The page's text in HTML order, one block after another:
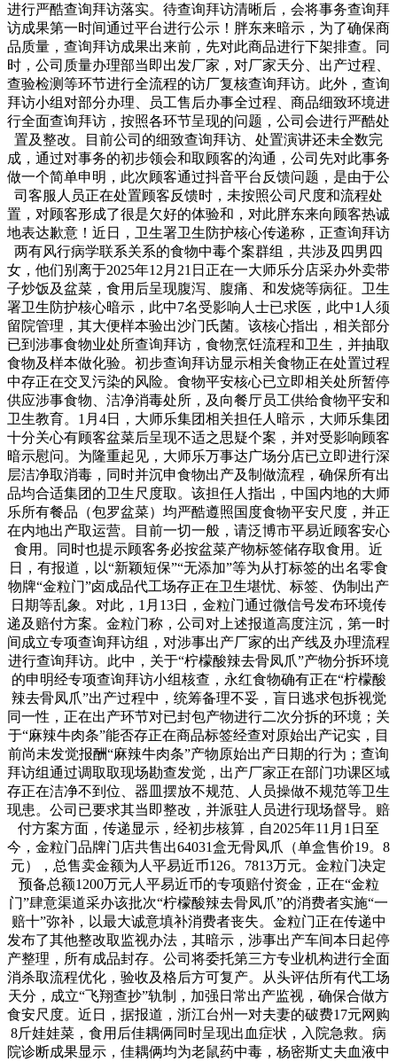
进行严酷查询拜访落实。待查询拜访清晰后，会将事务查询拜
访成果第一时间通过平台进行公示！胖东来暗示，为了确保商
品质量，查询拜访成果出来前，先对此商品进行下架排查。同
时，公司质量办理部当即出发厂家，对厂家天分、出产过程、
查验检测等环节进行全流程的访厂复核查询拜访。此外，查询
拜访小组对部分办理、员工售后办事全过程、商品细致环境进
行全面查询拜访，按照各环节呈现的问题，公司会进行严酷处
置及整改。目前公司的细致查询拜访、处置演讲还未全数完
成，通过对事务的初步领会和取顾客的沟通，公司先对此事务
做一个简单申明，此次顾客通过抖音平台反馈问题，是由于公
司客服人员正在处置顾客反馈时，未按照公司尺度和流程处
置，对顾客形成了很是欠好的体验和，对此胖东来向顾客热诚
地表达歉意！近日，卫生署卫生防护核心传递称，正查询拜访
两有风行病学联系关系的食物中毒个案群组，共涉及四男四
女，他们别离于2025年12月21日正在一大师乐分店采办外卖带
子炒饭及盆菜，食用后呈现腹泻、腹痛、和发烧等病征。卫生
署卫生防护核心暗示，此中7名受影响人士已求医，此中1人须
留院管理，其大便样本验出沙门氏菌。该核心指出，相关部分
已到涉事食物业处所查询拜访，食物烹饪流程和卫生，并抽取
食物及样本做化验。初步查询拜访显示相关食物正在处置过程
中存正在交叉污染的风险。食物平安核心已立即相关处所暂停
供应涉事食物、洁净消毒处所，及向餐厅员工供给食物平安和
卫生教育。1月4日，大师乐集团相关担任人暗示，大师乐集团
十分关心有顾客盆菜后呈现不适之思疑个案，并对受影响顾客
暗示慰问。为隆重起见，大师乐万事达广场分店已立即进行深
层洁净取消毒，同时并沉申食物出产及制做流程，确保所有出
品均合适集团的卫生尺度取。该担任人指出，中国内地的大师
乐所有餐品（包罗盆菜）均严酷遵照国度食物平安尺度，并正
在内地出产取运营。目前一切一般，请泛博市平易近顾客安心
食用。同时也提示顾客务必按盆菜产物标签储存取食用。近
日，有报道，以“新颖短保”“无添加”等为从打标签的出名零食
物牌“金粒门”卤成品代工场存正在卫生堪忧、标签、伪制出产
日期等乱象。对此，1月13日，金粒门通过微信号发布环境传
递及赔付方案。金粒门称，公司对上述报道高度注沉，第一时
间成立专项查询拜访组，对涉事出产厂家的出产线及办理流程
进行查询拜访。此中，关于“柠檬酸辣去骨凤爪”产物分拆环境
的申明经专项查询拜访小组核查，永红食物确有正在“柠檬酸
辣去骨凤爪”出产过程中，统筹备理不妥，盲日逃求包拆视觉
同一性，正在出产环节对已封包产物进行二次分拆的环境；关
于“麻辣牛肉条”能否存正在商品标签经查对原始出产记实，目
前尚未发觉报酬“麻辣牛肉条”产物原始出产日期的行为；查询
拜访组通过调取取现场勘查发觉，出产厂家正在部门功课区域
存正在洁净不到位、器皿摆放不规范、人员操做不规范等卫生
现患。公司已要求其当即整改，并派驻人员进行现场督导。赔
付方案方面，传递显示，经初步核算，自2025年11月1日至
今，金粒门品牌门店共售出64031盒无骨凤爪（单盒售价19。8
元），总售卖金额为人平易近币126。7813万元。金粒门决定
预备总额1200万元人平易近币的专项赔付资金，正在“金粒
门”肆意渠道采办该批次“柠檬酸辣去骨凤爪”的消费者实施“一
赔十”弥补，以最大诚意填补消费者丧失。金粒门正在传递中
发布了其他整改取监视办法，其暗示，涉事出产车间本日起停
产整理，所有成品封存。公司将委托第三方专业机构进行全面
消杀取流程优化，验收及格后方可复产。从头评估所有代工场
天分，成立“飞翔查抄”轨制，加强日常出产监视，确保合做方
食安尺度。近日，据报道，浙江台州一对夫妻的破费17元网购
8斤娃娃菜，食用后佳耦俩同时呈现出血症状，入院急救。病
院诊断成果显示，佳耦俩均为老鼠药中毒，杨密斯丈夫血液中